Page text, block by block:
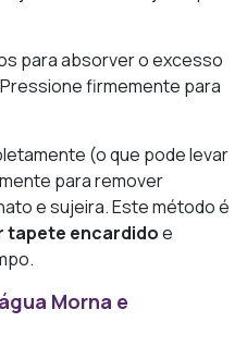
para absorver o excesso
firmemente para
(o que pode levar
para remover
e sujeira. Este método é
tapete encardidoe
Morna e